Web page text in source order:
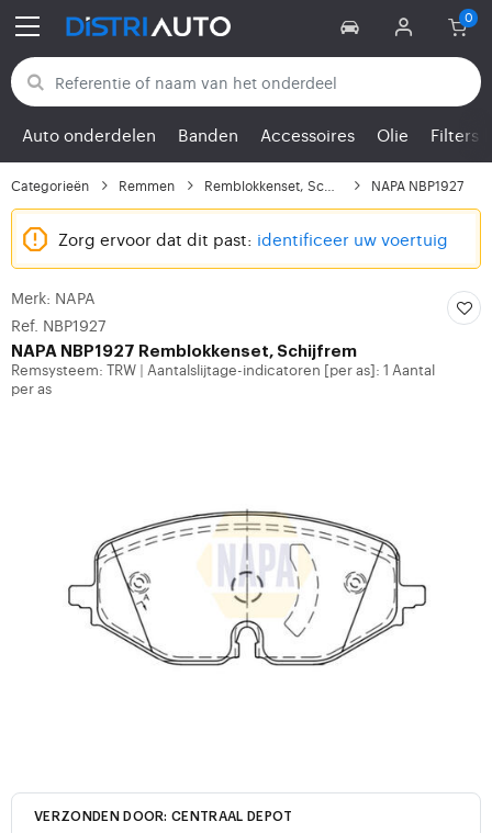
Terug naar categorieën
Auto onderdelen Banden Accessoires Olie Filters
Categorieën Remmen NAPA NBP1927
Zorg ervoor dat dit past: identificeer uw voertuig
Merk: NAPA
Ref. NBP1927
NAPA NBP1927 Remblokkenset, Schijfrem
Remsysteem: TRW
Aantalslijtage-indicatoren [per as]: 1 Aantal
per as
VERZONDEN DOOR: CENTRAAL DEPOT